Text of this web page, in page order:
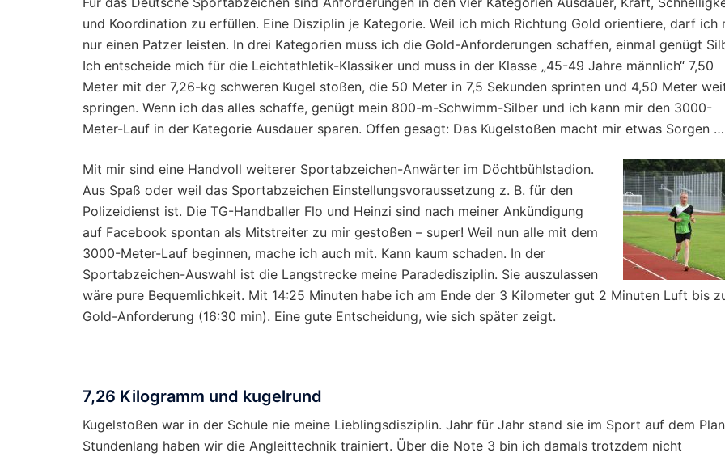
und Koordination zu erfüllen. Eine Disziplin je Kategorie. Weil ich mich Richtung Gold orientiere, darf ich
nur einen Patzer leisten. In drei Kategorien muss ich die Gold-Anforderungen schaffen, einmal genügt
Ich entscheide mich für die Leichtathletik-Klassiker und muss in der Klasse „45-49 Jahre männlich“ 7,50
Meter mit der 7,26-kg schweren Kugel stoßen, die 50 Meter in 7,5 Sekunden sprinten und 4,50 Meter
springen. Wenn ich das alles schaffe, genügt mein 800-m-Schwimm-Silber und ich kann mir den 3000-
Meter-Lauf in der Kategorie Ausdauer sparen. Offen gesagt: Das Kugelstoßen macht mir etwas Sorgen …
Mit mir sind eine Handvoll weiterer Sportabzeichen-Anwärter im Döchtbühlstadion.
Aus Spaß oder weil das Sportabzeichen Einstellungsvoraussetzung z. B. für den
Polizeidienst ist. Die TG-Handballer Flo und Heinzi sind nach meiner Ankündigung
auf Facebook spontan als Mitstreiter zu mir gestoßen – super! Weil nun alle mit dem
3000-Meter-Lauf beginnen, mache ich auch mit. Kann kaum schaden. In der
Sportabzeichen-Auswahl ist die Langstrecke meine Paradedisziplin. Sie auszulassen
wäre pure Bequemlichkeit. Mit 14:25 Minuten habe ich am Ende der 3 Kilometer gut 2 Minuten Luft bis
Gold-Anforderung (16:30 min). Eine gute Entscheidung, wie sich später zeigt.
7,26 Kilogramm und kugelrund
Kugelstoßen war in der Schule nie meine Lieblingsdisziplin. Jahr für Jahr stand sie im Sport auf dem
Stundenlang haben wir die Angleittechnik trainiert. Über die Note 3 bin ich damals trotzdem nicht